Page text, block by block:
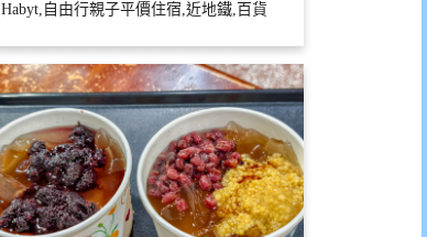
Habyt,自由行親子平價住宿,近地鐵,百貨